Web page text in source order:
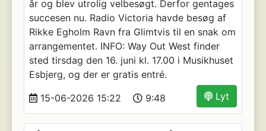
år og blev utrolig velbesøgt. Derfor gentages
succesen nu. Radio Victoria havde besøg af
Rikke Egholm Ravn fra Glimtvis til en snak om
arrangementet. INFO: Way Out West finder
sted tirsdag den 16. juni kl. 17.00 i Musikhuset
Esbjerg, og der er gratis entré.
Lyt
15-06-2026 15:22 9:48